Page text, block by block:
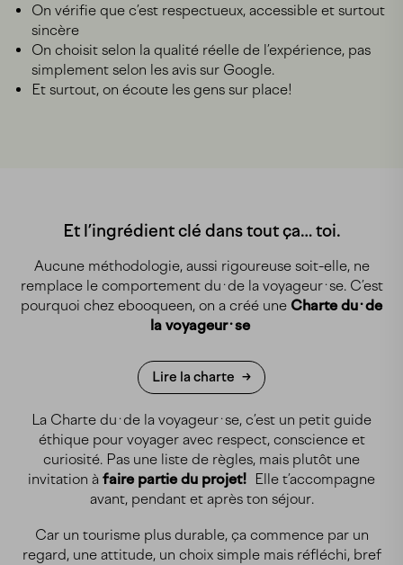
On vérifie que c’est respectueux, accessible et surtout
sincère
On choisit selon la qualité réelle de l’expérience, pas
simplement selon les avis sur Google.
Et surtout, on écoute les gens sur place!
Et l’ingrédient clé dans tout ça… toi.
Aucune méthodologie, aussi rigoureuse soit-elle, ne
remplace le comportement du·de la voyageur·se. C’est
pourquoi chez ebooqueen, on a créé une Charte du·de
la voyageur·se
Lire la charte
La Charte du·de la voyageur·se, c’est un petit guide
éthique pour voyager avec respect, conscience et
curiosité. Pas une liste de règles, mais plutôt une
invitation à faire partie du projet! Elle t’accompagne
avant, pendant et après ton séjour.
Car un tourisme plus durable, ça commence par un
regard, une attitude, un choix simple mais réfléchi, bref